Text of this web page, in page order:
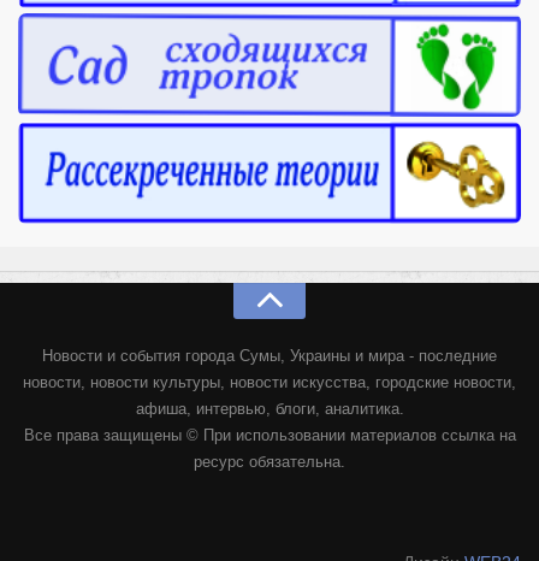
Новости и события города Сумы, Украины и мира - последние
новости, новости культуры, новости искусства, городские новости,
афиша, интервью, блоги, аналитика.
Все права защищены © При использовании материалов ссылка на
ресурс обязательна.